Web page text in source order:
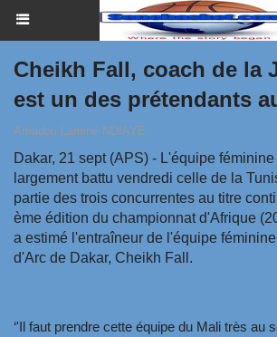
Cheikh Fall, coach de la
est un des prétendants
Amadou Lamine NDIAYE
Dakar, 21 sept (APS) - L'équipe
largement battu vendredi celle de la
partie des trois concurrentes au titre
ème édition du championnat d'Afrique
a estimé l'entraîneur de l'équipe
d'Arc de Dakar, Cheikh Fall.
‘'Il faut prendre cette équipe du Mali très au